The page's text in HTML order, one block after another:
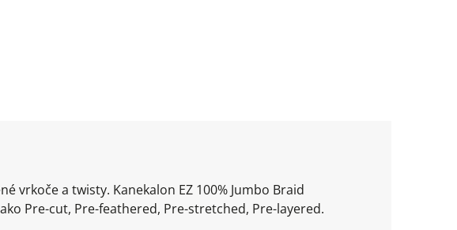
vrkoče a twisty. Kanekalon EZ 100% Jumbo Braid
Pre-cut, Pre-feathered, Pre-stretched, Pre-layered.